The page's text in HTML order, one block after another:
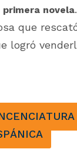
novela
que
logró